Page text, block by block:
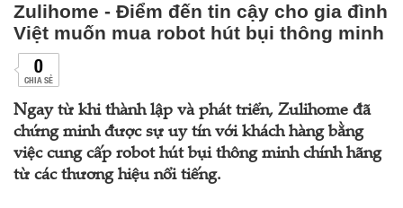
Zulihome - Điểm đến tin cậy cho gia đình
Việt muốn mua robot hút bụi thông minh
0
CHIA SẺ
Ngay từ khi thành lập và phát triển, Zulihome đã
chứng minh được sự uy tín với khách hàng bằng
việc cung cấp robot hút bụi thông minh chính hãng
từ các thương hiệu nổi tiếng.